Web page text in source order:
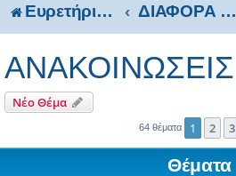
Ευρετήριο Δ. Συζήτησης ΔΙΑΦΟΡΑ ΘΕΜΑΤΑ
ΑΝΑΚΟΙΝΩΣΕΙΣ
Νέο Θέμα
64 θέματα 1 2 3
Θέματα